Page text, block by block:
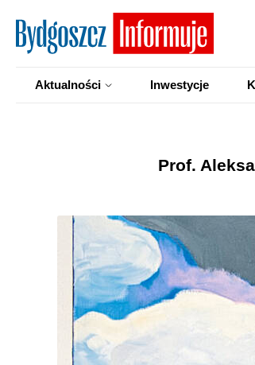
Aktualności Inwestycje
Prof.